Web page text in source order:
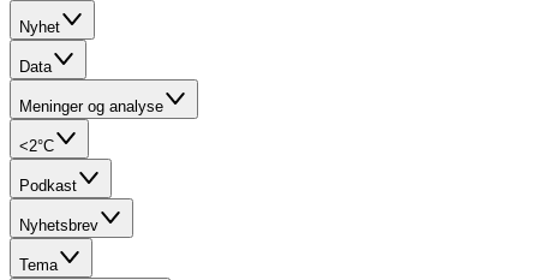
Nyhet
Data
Meninger og analyse
<2°C
Podkast
Nyhetsbrev
Tema